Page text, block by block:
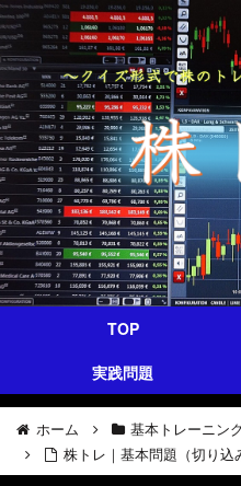
TOP
実践問題
ホーム 基本トレーニン
株トレ｜基本問題（切り込